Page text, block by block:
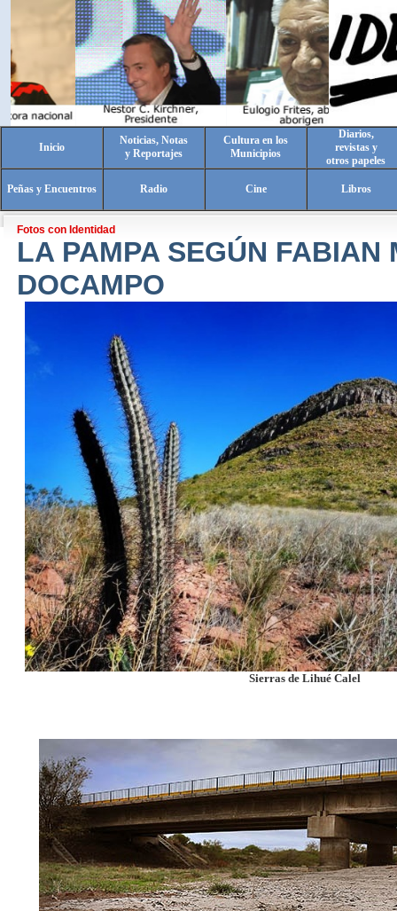
Inicio
Noticias, Notas
y Reportajes
Cultura en los
Municipios
Diarios,
revistas y
otros papeles
Peñas y Encuentros Radio Cine Libros
Fotos con Identidad
LA PAMPA SEGÚN FABIAN
DOCAMPO
Sierras de Lihué Calel